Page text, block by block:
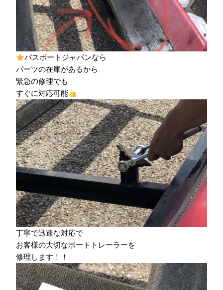
バスボートジャパンなら
パーツの在庫があるから
緊急の修理でも
すぐに対応可能
丁寧で迅速な対応で
お客様の大切なボートトレーラーを
修理します！！